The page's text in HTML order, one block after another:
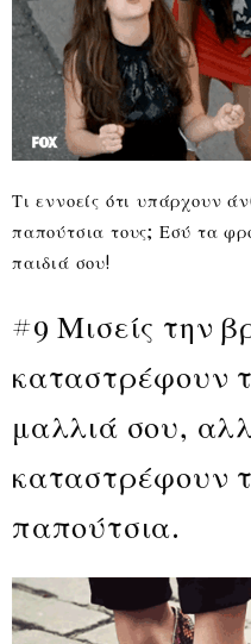
Τι εννοείς ότι υπάρχουν
παπούτσια τους; Εσύ τα
παιδιά σου!
#9 Μισείς την
καταστρέφουν
μαλλιά σου,
καταστρέφουν
παπούτσια.